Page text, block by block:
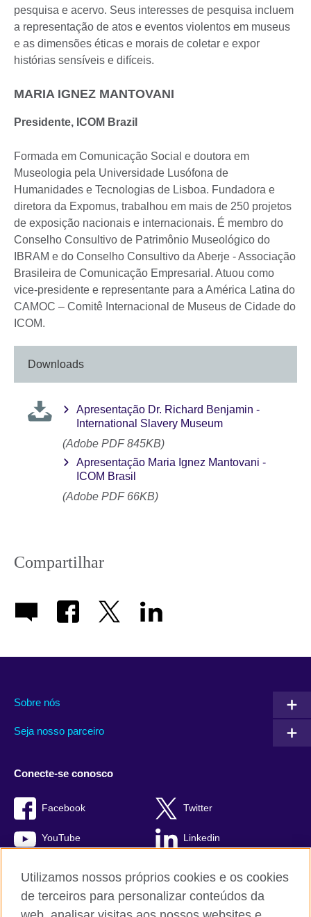
pesquisa e acervo. Seus interesses de pesquisa incluem
a representação de atos e eventos violentos em museus
e as dimensões éticas e morais de coletar e expor
histórias sensíveis e difíceis.
MARIA IGNEZ MANTOVANI
Presidente, ICOM Brazil
Formada em Comunicação Social e doutora em
Museologia pela Universidade Lusófona de
Humanidades e Tecnologias de Lisboa. Fundadora e
diretora da Expomus, trabalhou em mais de 250 projetos
de exposição nacionais e internacionais. É membro do
Conselho Consultivo de Patrimônio Museológico do
IBRAM e do Conselho Consultivo da Aberje - Associação
Brasileira de Comunicação Empresarial. Atuou como
vice-presidente e representante para a América Latina do
CAMOC – Comitê Internacional de Museus de Cidade do
ICOM.
Downloads
Apresentação Dr. Richard Benjamin -
International Slavery Museum
(Adobe PDF 845KB)
Apresentação Maria Ignez Mantovani -
ICOM Brasil
(Adobe PDF 66KB)
Compartilhar
Sobre nós
Seja nosso parceiro
Conecte-se conosco
Facebook Twitter
YouTube Linkedin
Utilizamos nossos próprios cookies e os cookies
de terceiros para personalizar conteúdos da